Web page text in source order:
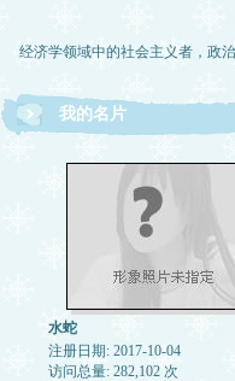
经济学领域中的社会主义者，政
我的名片
水蛇
注册日期: 2017-10-04
访问总量: 282,102 次